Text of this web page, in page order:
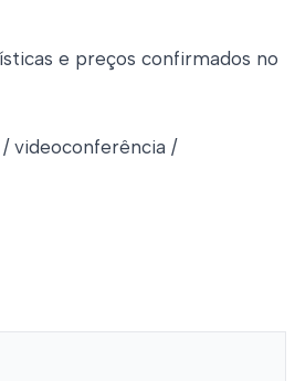
e preços confirmados no
videoconferência /